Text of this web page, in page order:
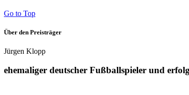
Go to Top
Über den Preisträger
Jürgen Klopp
ehemaliger deutscher Fußballspieler und